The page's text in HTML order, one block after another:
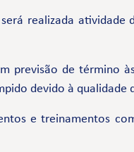
realizada
previsão de término
devido à qualidade
e treinamentos